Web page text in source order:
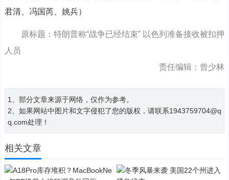
君清、冯国芮、姚兵）
原标题：特朗普称“战争已经结束” 以色列准备接收被扣押
人员
责任编辑：曾少林
1、部分文章来源于网络，仅作为参考。
2、如果网站中图片和文字侵犯了您的版权，请联系1943759704@q
q.com处理！
相关文章